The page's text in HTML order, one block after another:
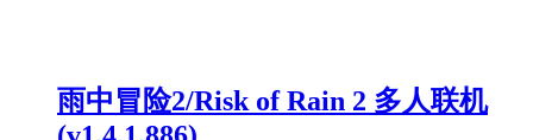
雨中冒险2/Risk of Rain 2 多人联机